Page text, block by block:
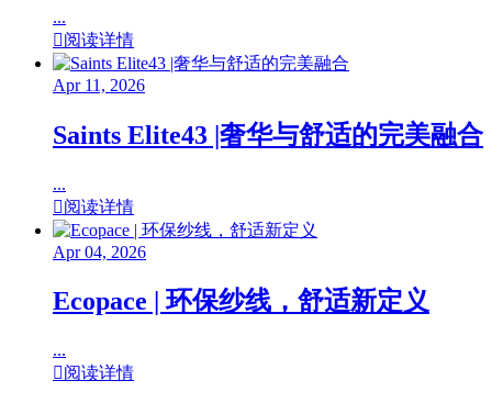
...
阅读详情
Apr 11, 2026
Saints Elite43 |奢华与舒适的完美融合
...
阅读详情
Apr 04, 2026
Ecopace | 环保纱线，舒适新定义
...
阅读详情